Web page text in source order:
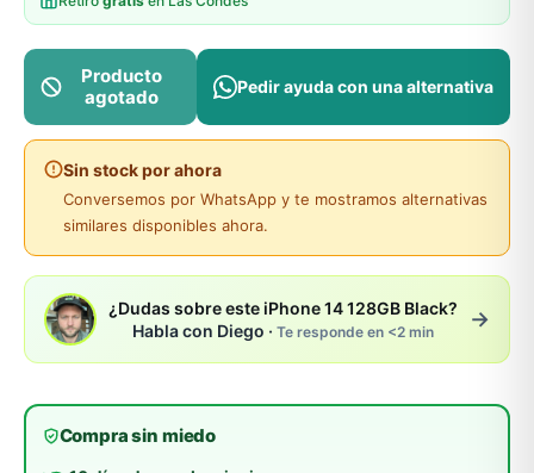
Producto
agotado
Pedir ayuda con una alternativa
Sin stock por ahora
Conversemos por WhatsApp y te mostramos alternativas
similares disponibles ahora.
¿Dudas sobre este iPhone 14 128GB Black?
Habla con Diego · Te responde en <2 min →
Compra sin miedo